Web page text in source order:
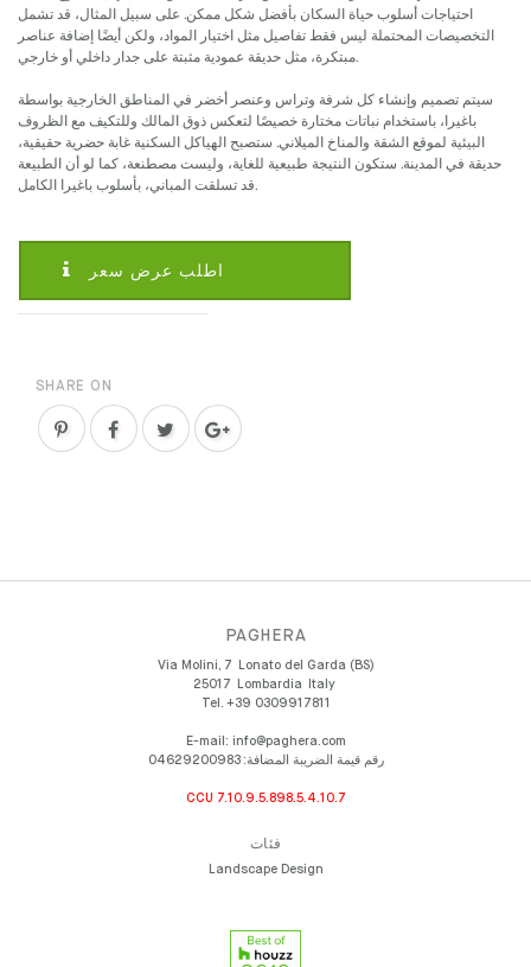
احتياجات أسلوب حياة السكان بأفضل شكل ممكن. على سبيل المثال، قد تشمل
التخصيصات المحتملة ليس فقط تفاصيل مثل اختيار المواد، ولكن أيضًا إضافة عناصر
مبتكرة، مثل حديقة عمودية مثبتة على جدار داخلي أو خارجي.
سيتم تصميم وإنشاء كل شرفة وتراس وعنصر أخضر في المناطق الخارجية بواسطة
باغيرا، باستخدام نباتات مختارة خصيصًا لتعكس ذوق المالك وللتكيف مع الظروف
البيئية لموقع الشقة والمناخ الميلاني. ستصبح الهياكل السكنية غابة حضرية حقيقية،
حديقة في المدينة. ستكون النتيجة طبيعية للغاية، وليست مصطنعة، كما لو أن الطبيعة
قد تسلقت المباني، بأسلوب باغيرا الكامل.
اطلب عرض سعر
SHARE ON
PAGHERA
Via Molini, 7
Lonato del Garda (BS)
25017
Lombardia
Italy
Tel. +39 0309917811
E-mail: info@paghera.com
رقم قيمة الضريبة المضافة:04629200983
CCU 7.10.9.5.898.5.4.10.7
فئات
Landscape Design